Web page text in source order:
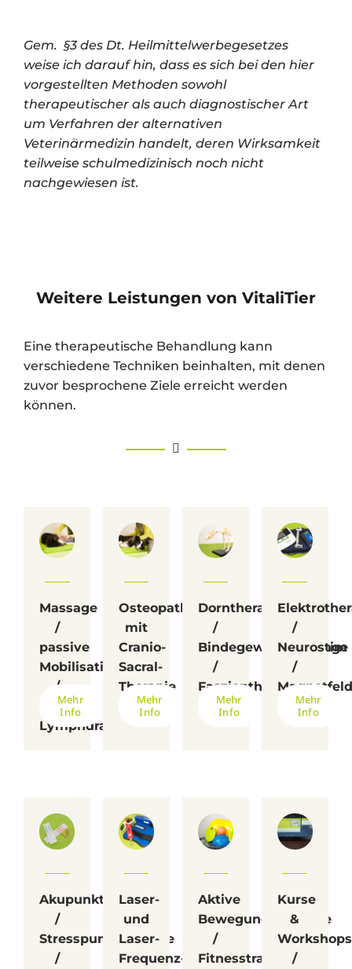
Gem. §3 des Dt. Heilmittelwerbegesetzes
weise ich darauf hin, dass es sich bei den hier
vorgestellten Methoden sowohl
therapeutischer als auch diagnostischer Art
um Verfahren der alternativen
Veterinärmedizin handelt, deren Wirksamkeit
teilweise schulmedizinisch noch nicht
nachgewiesen ist.
Weitere Leistungen von VitaliTier
Eine therapeutische Behandlung kann
verschiedene Techniken beinhalten, mit denen
zuvor besprochene Ziele erreicht werden
können.
Massage
/
passive
Mobilisation
/
manuelle
Lymphdrainage
Mehr
Info
Osteopathie
mit
Cranio-
Sacral-
Therapie
Mehr
Info
Dorntherapie
/
Bindegewebsmassage
/
Faszientherapie
Mehr
Info
/
Neurostim
/
Mehr
Info
Akupunktur
/
Stresspunkttherapie
/
Laser-
und
Laser-
Frequenz-
Aktive
Bewegungstherapie
/
Fitnesstraining
Kurse
&
Workshops
/